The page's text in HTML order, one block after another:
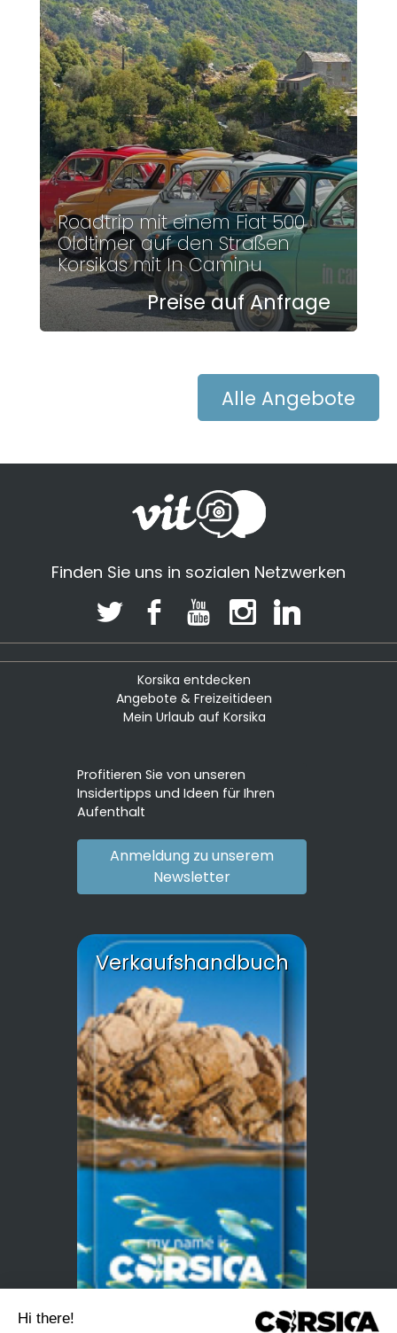
Roadtrip mit einem Fiat 500
Oldtimer auf den Straßen
Korsikas mit In Caminu
Preise auf Anfrage
Alle Angebote
Finden Sie uns in sozialen Netzwerken
Korsika entdecken
Angebote & Freizeitideen
Mein Urlaub auf Korsika
Profitieren Sie von unseren
Insidertipps und Ideen für Ihren
Aufenthalt
Anmeldung zu unserem
Newsletter
Verkaufshandbuch